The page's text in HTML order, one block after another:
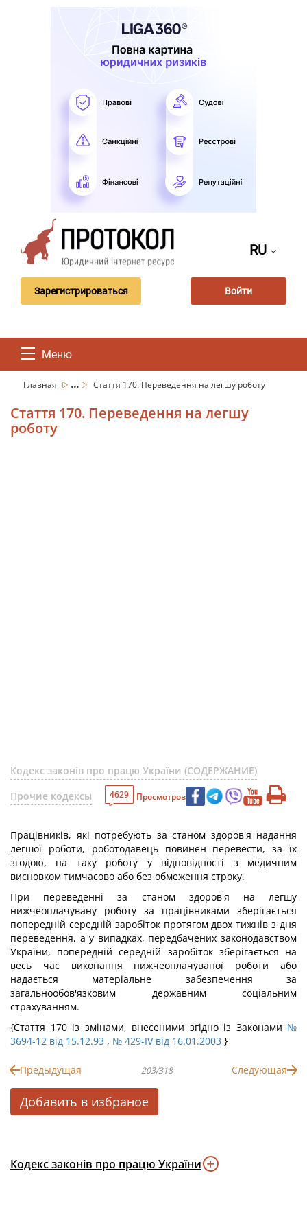
RU
Зарегистрироваться Войти
Меню
Главная ... Стаття 170. Переведення на легшу роботу
Стаття 170. Переведення на легшу
роботу
Кодекс законів про працю України (СОДЕРЖАНИЕ)
Прочие кодексы
4629 Просмотров
Працівників, які потребують за станом здоров'я надання
легшої роботи, роботодавець повинен перевести, за їх
згодою, на таку роботу у відповідності з медичним
висновком тимчасово або без обмеження строку.
При переведенні за станом здоров'я на легшу
нижчеоплачувану роботу за працівниками зберігається
попередній середній заробіток протягом двох тижнів з дня
переведення, а у випадках, передбачених законодавством
України, попередній середній заробіток зберігається на
весь час виконання нижчеоплачуваної роботи або
надається матеріальне забезпечення за
загальнообов'язковим державним соціальним
страхуванням.
{Стаття 170 із змінами, внесеними згідно із Законами №
3694-12 від 15.12.93 , № 429-IV від 16.01.2003 }
Предыдущая 203/318 Следующая
Добавить в избраное
Кодекс законів про працю України